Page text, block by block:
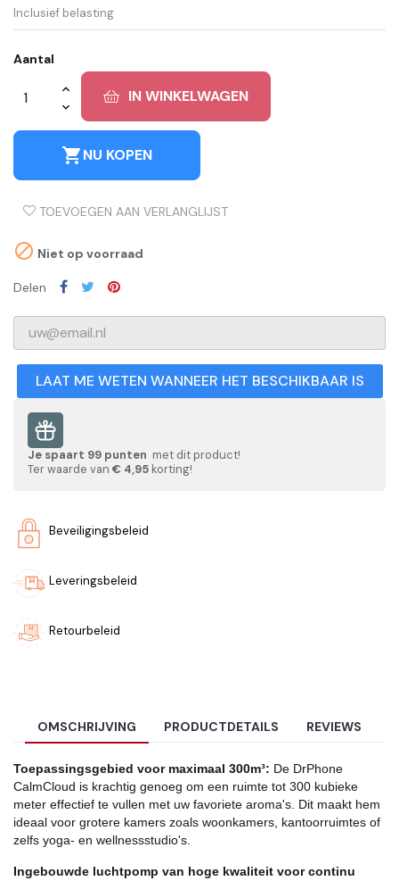
Inclusief belasting
Aantal
IN WINKELWAGEN
shopping_cartNU KOPEN
TOEVOEGEN AAN VERLANGLIJST
 Niet op voorraad
Delen
LAAT ME WETEN WANNEER HET BESCHIKBAAR IS
Je spaart 99 punten met dit product!
Ter waarde van € 4,95 korting!
Beveiligingsbeleid
Leveringsbeleid
Retourbeleid
OMSCHRIJVING PRODUCTDETAILS REVIEWS
Toepassingsgebied voor maximaal 300m³: De DrPhone
CalmCloud is krachtig genoeg om een ruimte tot 300 kubieke
meter effectief te vullen met uw favoriete aroma's. Dit maakt hem
ideaal voor grotere kamers zoals woonkamers, kantoorruimtes of
zelfs yoga- en wellnessstudio's.
Ingebouwde luchtpomp van hoge kwaliteit voor continu